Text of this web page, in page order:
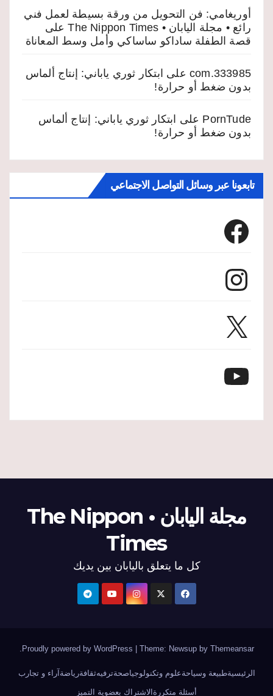
أوريغامي: فن التحويل من ورقة بسيطة لعمل فني
رائع • مجلة اليابان • The Nippon Times
على
قصة الطفلة ساداكو ساساكي وأمل وسط المعاناة
333985.com على ابتكار ثوري ياباني: إنتاج ألماس
بدون ضغط أو حرارة!
PornTude على
ابتكار ثوري ياباني: إنتاج ألماس
بدون ضغط أو حرارة!
تابعونا عبر وسائل التواصل الاجتماعي
Facebook
Instagram
X
YouTube
مجلة اليابان • The Nippon
Times
كل ما يتعلق باليابان بين يديك
Proudly powered by WordPress Theme: Newsup by Themeansar
الرئيسيةطبيعة وسياحةعلوم وتكنولوجياصحةترفيهثقافةرياضة آراء و تجارب
أسئلة متكررة الاشتراك بعضوية التميز